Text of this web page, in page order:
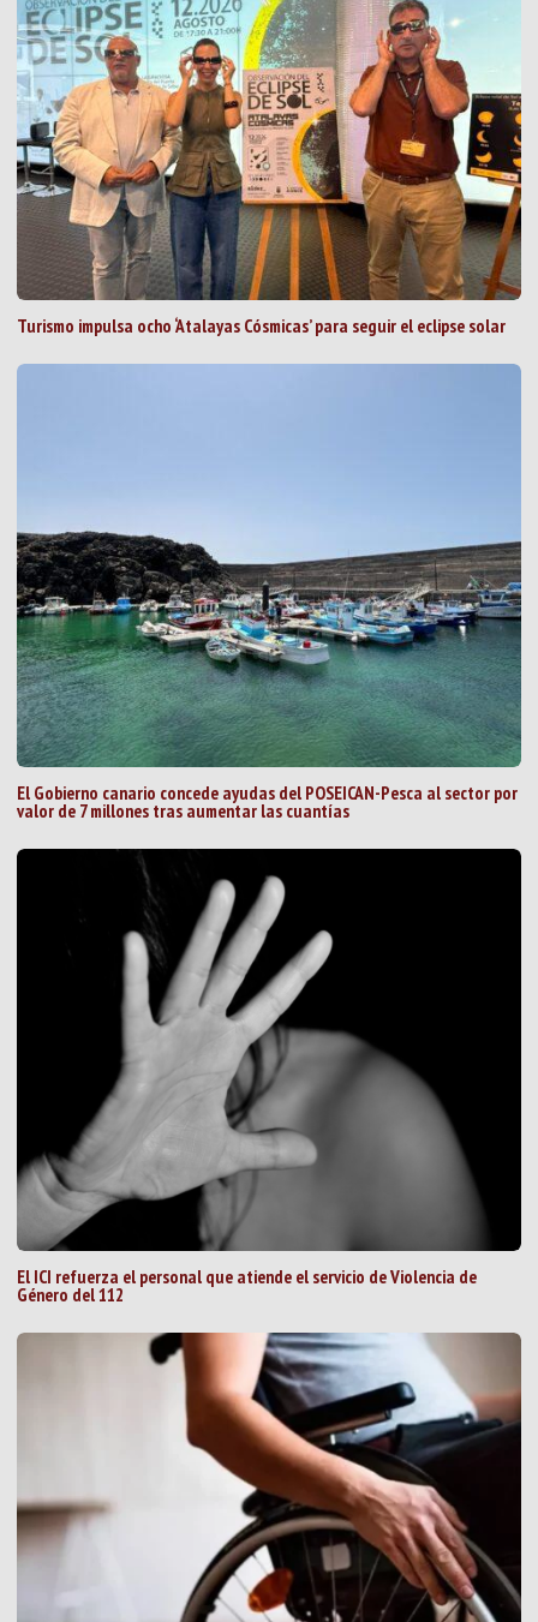
Turismo impulsa ocho ‘Atalayas Cósmicas’ para seguir el eclipse solar
El Gobierno canario concede ayudas del POSEICAN-Pesca al sector por
valor de 7 millones tras aumentar las cuantías
El ICI refuerza el personal que atiende el servicio de Violencia de
Género del 112